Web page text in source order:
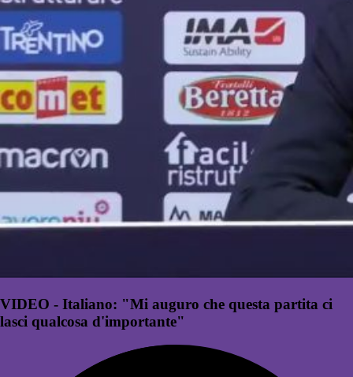
VIDEO - Italiano: "Mi auguro che questa partita ci
lasci qualcosa d'importante"